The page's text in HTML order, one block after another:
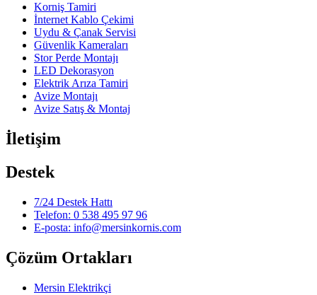
Korniş Tamiri
İnternet Kablo Çekimi
Uydu & Çanak Servisi
Güvenlik Kameraları
Stor Perde Montajı
LED Dekorasyon
Elektrik Arıza Tamiri
Avize Montajı
Avize Satış & Montaj
İletişim
Destek
7/24 Destek Hattı
Telefon: 0 538 495 97 96
E-posta: info@mersinkornis.com
Çözüm Ortakları
Mersin Elektrikçi